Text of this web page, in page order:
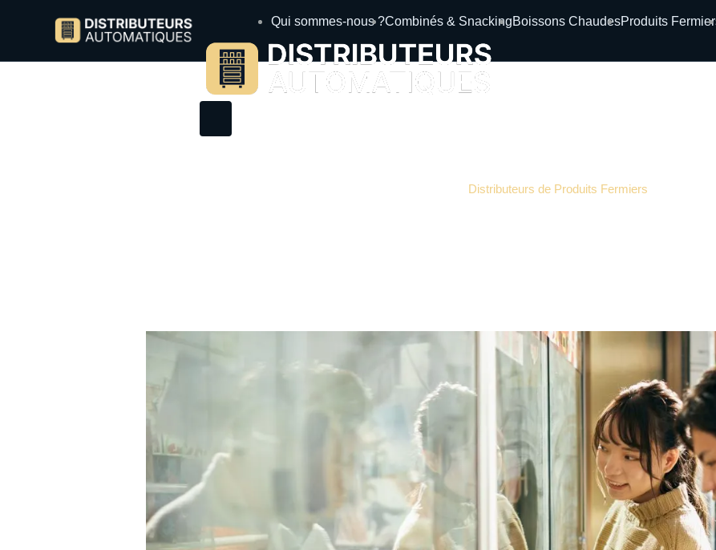
Qui sommes-nous ?Combinés & SnackingBoissons ChaudesProduits
Distributeurs de Produits Fermiers